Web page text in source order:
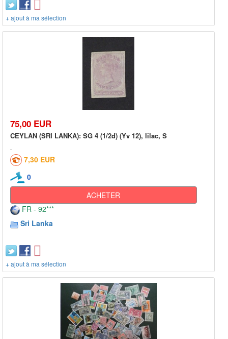
+ ajout à ma sélection
75,00 EUR
CEYLAN (SRI LANKA): SG 4 (1/2d) (Yv 12), lilac, S
7,30 EUR
0
ACHETER
FR - 92***
Sri Lanka
+ ajout à ma sélection